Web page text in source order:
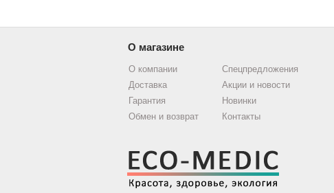
О магазине
О компании
Доставка
Гарантия
Обмен и возврат
Спецпредложения
Акции и новости
Новинки
Контакты